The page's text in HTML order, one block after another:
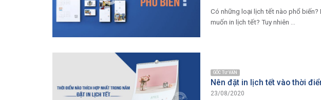
Có những loại lịch tết nào phổ biến?
muốn in lịch tết? Tuy nhiên ...
GÓC TƯ VẤN
Nên đặt in lịch tết vào thời
23/08/2020